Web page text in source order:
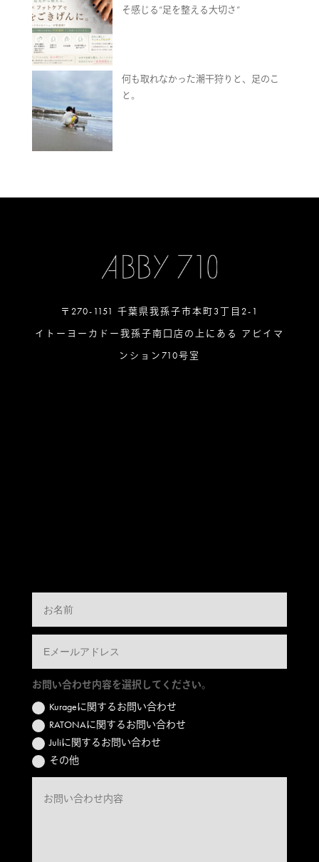
そ感じる“足を整える大切さ”
何も取れなかった潮干狩りと、足のこ
と。
〒270-1151 千葉県我孫子市本町3丁目2-1
イトーヨーカドー我孫子南口店の上にある アビイマ
ンション710号室
お問い合わせ内容を選択してください。
Kurageに関するお問い合わせ
RATONAに関するお問い合わせ
Juliに関するお問い合わせ
その他